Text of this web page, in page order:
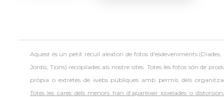
Aquest és un petit recull aleatori de fotos d'esdeveniments (Diades,
Jordis, Tions) recopilades als nostre sites. Totes les fotos són de
pròpia o extretes de webs públiques amb permís dels
Totes les cares dels menors han d'aparèixer pixelades o